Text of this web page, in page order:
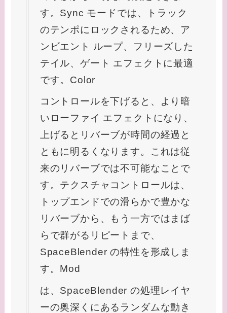
す。Sync モードでは、トラック
のテンポにロックされるため、ア
ンビエント ループ、フリーズした
テイル、ゲート エフェクトに最適
です。Color
コントロールを下げると、より暗
いローファイ エフェクトになり、
上げるとリバーブが時間の経過と
ともに明るくなります。これは従
来のリバーブでは不可能なことで
す。テクスチャコントロールは、
トップエンドでの滑らかで豊かな
リバーブから、もう一方ではまば
らで群がるリピートまで、
SpaceBlender の特性を形成しま
す。Mod
は、SpaceBlender の処理レイヤ
ーの奥深くにあるランダムな動き